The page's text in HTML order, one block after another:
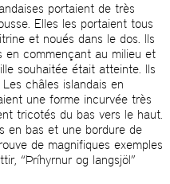
portaient de très
Elles les portaient tous
et noués dans le dos. Ils
commençant au milieu et
souhaitée était atteinte. Ils
châles islandais en
une forme incurvée très
tricotés du bas vers le haut.
en bas et une bordure de
de magnifiques exemples
“Þríhyrnur og langsjöl”